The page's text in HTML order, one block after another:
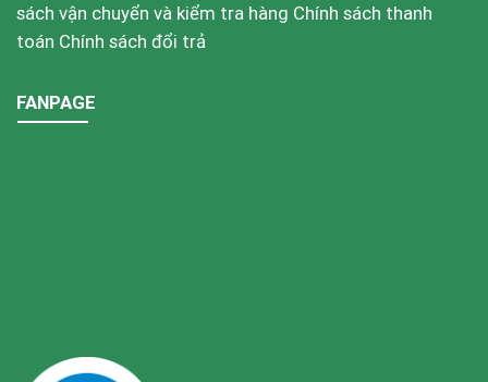
sách vận chuyển và kiểm tra hàng Chính sách thanh
toán Chính sách đổi trả
FANPAGE